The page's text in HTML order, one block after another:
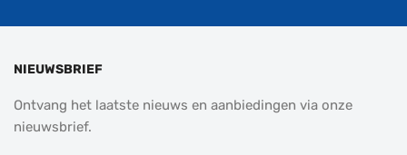
NIEUWSBRIEF
Ontvang het laatste nieuws en aanbiedingen via onze
nieuwsbrief.